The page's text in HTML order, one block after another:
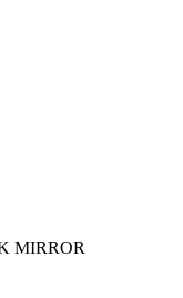
MIRROR